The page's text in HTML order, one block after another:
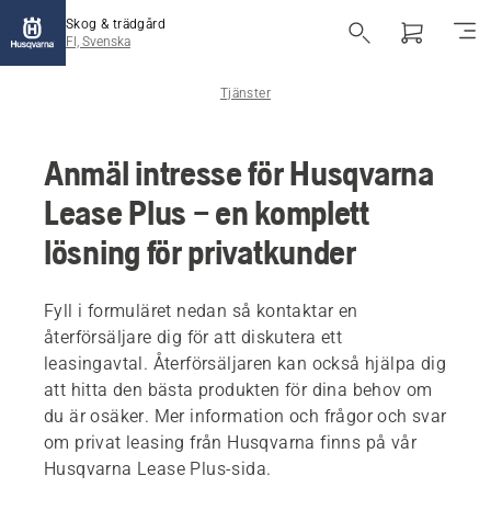
Skog & trädgård
FI, Svenska
Tjänster
Anmäl intresse för Husqvarna
Lease Plus – en komplett
lösning för privatkunder
Fyll i formuläret nedan så kontaktar en
återförsäljare dig för att diskutera ett
leasingavtal. Återförsäljaren kan också hjälpa dig
att hitta den bästa produkten för dina behov om
du är osäker. Mer information och frågor och svar
om privat leasing från Husqvarna finns på vår
Husqvarna Lease Plus-sida.